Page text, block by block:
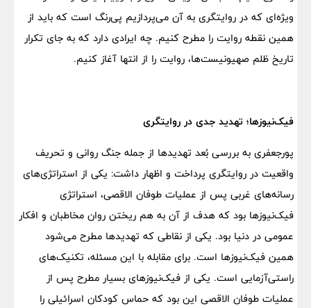
ویژه‌ای که در روایتگری به آن می‌پردازیم پی‌رنگ است که باید از
همین نقطه روایت را مطرح کنیم. چه ایرادی دارد که به جای تکرار
تاریخ ظلم صهیونیست‌ها، روایت را از انتها آغاز کنیم.
فیک‌نیوزها؛ تهدید جدی در روایتگری
پورجعفری به بررسی بُعد تهدیدها از جمله جنگ روانی و تحریف
واقعیت در روایتگری پرداخت و اظهار داشت: یکی از استراتژی‌های
رسانه‌های غربی پس از عملیات طوفان الاقصی، استراتژی
فیک‌نیوزها بود که هدف از آن به هم ریختن روان مخاطبان و افکار
عمومی در دنیا بود. یکی از نقاطی که تهدیدها مطرح می‌شود
همین فیک‌نیوزها است. برای مقابله با این مسئله، تکنیک‌های
راستی‌آزمایی است. یکی از فیک‌نیوزهای بسیار مطرح پس از
عملیات طوفان الاقصی این بود که حماس کودکان اسرائیلی را